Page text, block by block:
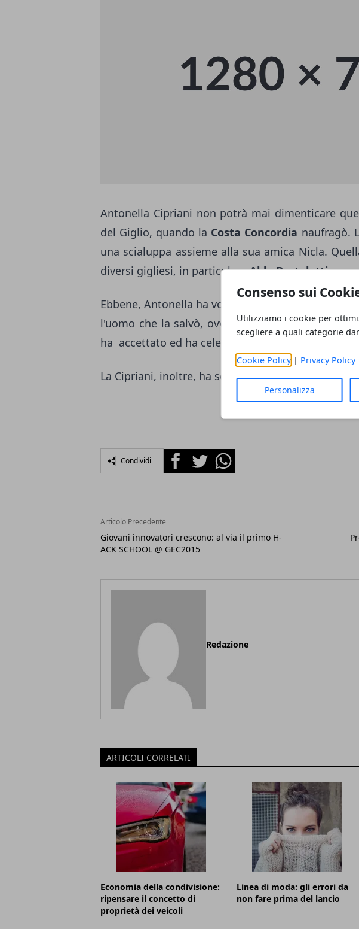
Consenso sui
Utilizziamo i cookie per
scegliere a quali categorie
Cookie Policy| Privacy Policy
Personalizza
Antonella Cipriani non potrà mai dimenticare
del Giglio, quando la Costa Concordia naufragò.
una scialuppa assieme alla sua amica Nicla.
diversi gigliesi, in particolareAldo Bartoletti.
Ebbene, Antonella ha voluto che a celebrare il
l'uomo che la salvò, ovvero Bartoletti.
ha accettato ed ha celebrato le nozze a
La Cipriani, inoltre, ha scelto come testimone
Condividi FacebookTwitterWhatsapp
Articolo Precedente
Giovani innovatori crescono: al via il primo H-
ACK SCHOOL @ GEC2015
Redazione
ARTICOLI CORRELATI
Economia della condivisione:
ripensare il concetto di
proprietà dei veicoli
Linea di moda: gli errori da
non fare prima del lancio